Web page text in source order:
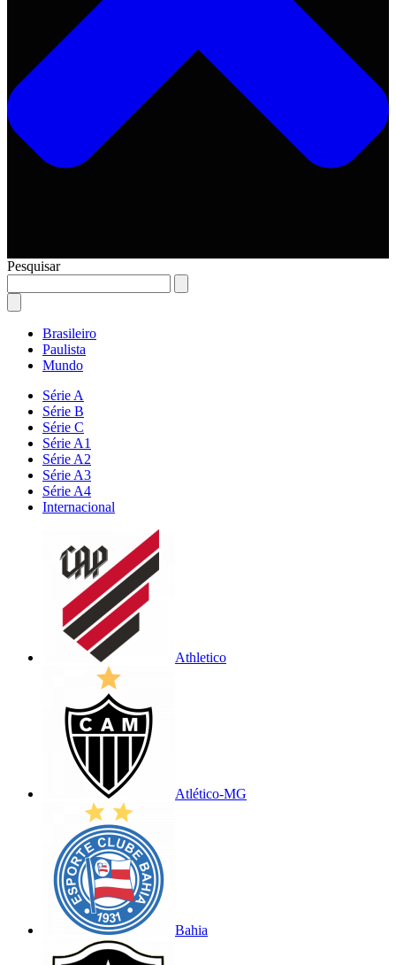
Pesquisar
Brasileiro
Paulista
Mundo
Série A
Série B
Série C
Série A1
Série A2
Série A3
Série A4
Internacional
Athletico
Atlético-MG
Bahia